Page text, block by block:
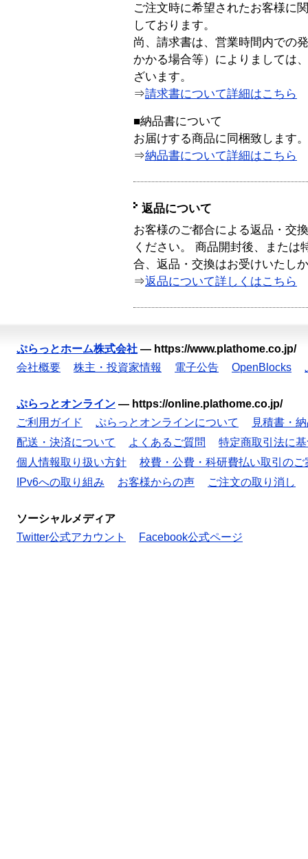
ご注文時に希望されたお客様に
しております。
尚、請求書は、営業時間内での
かかる場合等）によりましては
ざいます。
⇒請求書について詳細はこちら
■納品書について
お届けする商品に同梱致します。
⇒納品書について詳細はこちら
返品について
お客様のご都合による返品・交
ください。 商品開封後、または
合、返品・交換はお受けいたし
⇒返品について詳しくはこちら
ぷらっとホーム株式会社 — https://www.plathome.co.jp/
会社概要
株主・投資家情報 電子公告 OpenBlocks
ぷらっとオンライン — https://online.plathome.co.jp/
ご利用ガイド
ぷらっとオンラインについて
見積書・
配送・決済について
よくあるご質問
特定商取引法に
個人情報取り扱い方針
校費・公費・科研費払い取引のご
IPv6への取り組み
お客様からの声 ご注文の取り消し
ソーシャルメディア
Twitter公式アカウント
Facebook公式ページ